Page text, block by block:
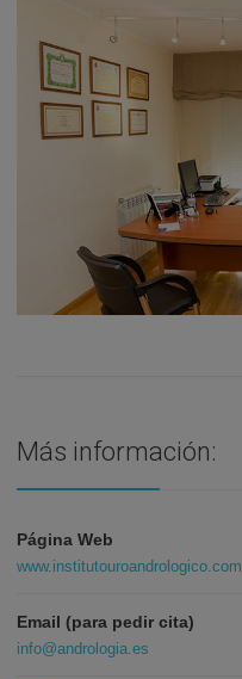
Más información:
Página Web
www.institutouroandrologico.com
Email (para pedir cita)
info@andrologia.es